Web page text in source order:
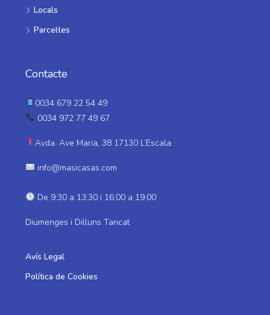
Locals
Parcel·les
Contacte
0034 679 22 54 49
0034 972 77 49 67
Avda. Ave Maria, 38 17130 L’Escala
info@masicasas.com
De 9:30 a 13:30 i 16:00 a 19:00
Diumenges i Dilluns Tancat
Avís Legal
Política de Cookies